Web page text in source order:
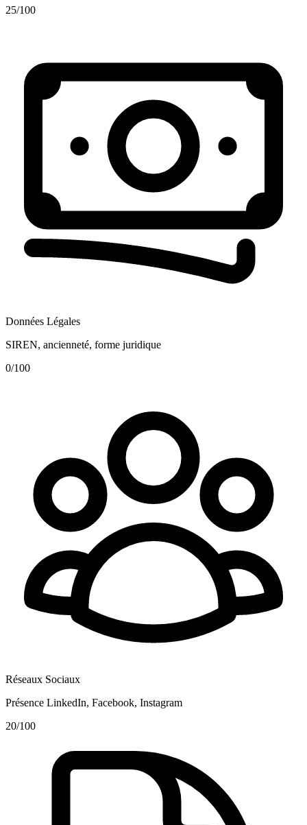
25/100
Données Légales
SIREN, ancienneté, forme juridique
0/100
Réseaux Sociaux
Présence LinkedIn, Facebook, Instagram
20/100